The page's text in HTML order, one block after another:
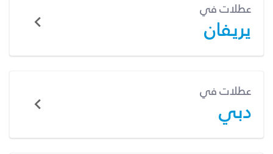
عطلات في
يريفان
عطلات في
دبي